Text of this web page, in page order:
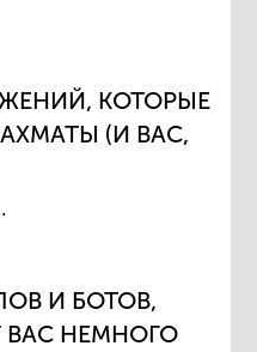
КОТОРЫЕ
(И ВАС,
И БОТОВ,
ВАС НЕМНОГО